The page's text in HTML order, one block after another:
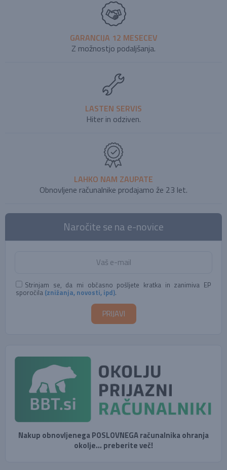
GARANCIJA 12 MESECEV
Z možnostjo podaljšanja.
LASTEN SERVIS
Hiter in odziven.
LAHKO NAM ZAUPATE
Obnovljene računalnike prodajamo že 23 let.
Naročite se na e-novice
Strinjam se, da mi občasno pošljete kratka in zanimiva EP
sporočila (znižanja, novosti, ipd).
Nakup obnovljenega POSLOVNEGA računalnika ohranja
okolje... preberite več!